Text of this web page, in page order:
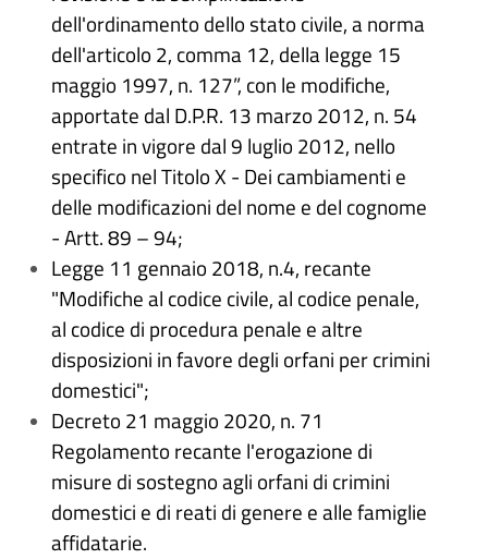
dell'ordinamento dello stato civile, a norma
dell'articolo 2, comma 12, della legge 15
maggio 1997, n. 127”, con le modifiche,
apportate dal D.P.R. 13 marzo 2012, n. 54
entrate in vigore dal 9 luglio 2012, nello
specifico nel Titolo X - Dei cambiamenti e
delle modificazioni del nome e del cognome
- Artt. 89 – 94;
Legge 11 gennaio 2018, n.4, recante
"Modifiche al codice civile, al codice penale,
al codice di procedura penale e altre
disposizioni in favore degli orfani per crimini
domestici";
Decreto 21 maggio 2020, n. 71
Regolamento recante l'erogazione di
misure di sostegno agli orfani di crimini
domestici e di reati di genere e alle famiglie
affidatarie.